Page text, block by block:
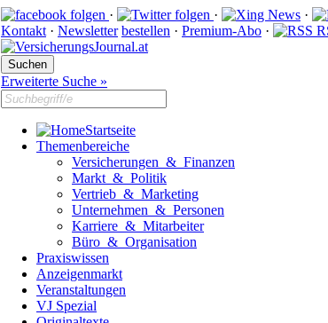
· ·
·
Kontakt · Newsletter bestellen · Premium-Abo ·
Erweiterte Suche »
Startseite
Themenbereiche
Versicherungen & Finanzen
Markt & Politik
Vertrieb & Marketing
Unternehmen & Personen
Karriere & Mitarbeiter
Büro & Organisation
Praxiswissen
Anzeigenmarkt
Veranstaltungen
VJ Spezial